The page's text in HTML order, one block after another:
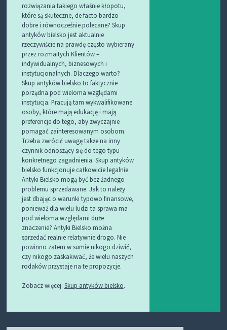
rozwiązania takiego właśnie kłopotu,
które są skuteczne, de facto bardzo
dobre i równocześnie polecane? Skup
antyków bielsko jest aktualnie
rzeczywiście na prawdę często wybierany
przez rozmaitych Klientów –
indywidualnych, biznesowych i
instytucjonalnych. Dlaczego warto?
Skup antyków bielsko to faktycznie
porządna pod wieloma względami
instytucja. Pracują tam wykwalifikowane
osoby, które mają edukację i mają
preferencje do tego, aby zwyczajnie
pomagać zainteresowanym osobom.
Trzeba zwrócić uwagę także na inny
czynnik odnoszący się do tego typu
konkretnego zagadnienia. Skup antyków
bielsko funkcjonuje całkowicie legalnie.
Antyki Bielsko mogą być bez żadnego
problemu sprzedawane. Jak to należy
jest dbając o warunki typowo finansowe,
ponieważ dla wielu ludzi ta sprawa ma
pod wieloma względami duże
znaczenie? Antyki Bielsko można
sprzedać realnie relatywnie drogo. Nie
powinno zatem w sumie nikogo dziwić,
czy nikogo zaskakiwać, że wielu naszych
rodaków przystaje na te propozycje.
Zobacz więcej: Skup antyków bielsko.